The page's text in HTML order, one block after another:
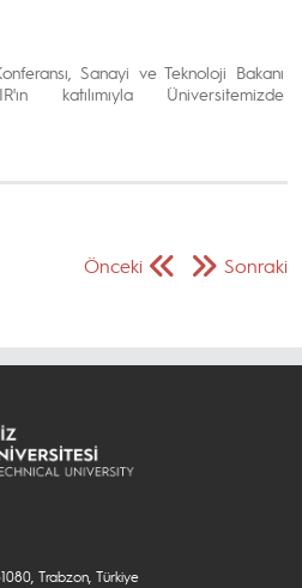
Sanayi ve Teknoloji Bakanı
katılımıyla Üniversitemizde
Önceki Sonraki
Trabzon, Türkiye